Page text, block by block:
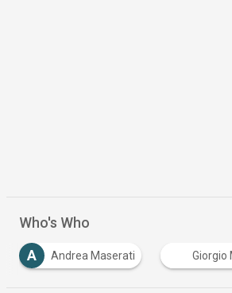
Who's Who
A Andrea Maserati Giorgio